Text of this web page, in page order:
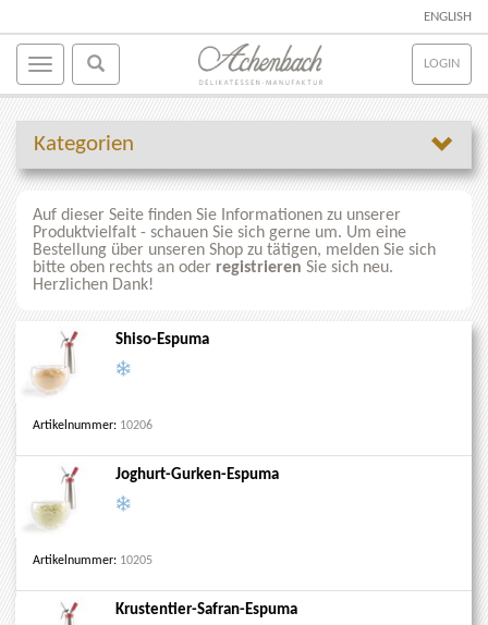
ENGLISH
LOGIN
Kategorien
Auf dieser Seite finden Sie Informationen zu unserer
Produktvielfalt - schauen Sie sich gerne um. Um eine
Bestellung über unseren Shop zu tätigen, melden Sie sich
bitte oben rechts an oder registrieren Sie sich neu.
Herzlichen Dank!
Shiso-Espuma
Artikelnummer: 10206
Joghurt-Gurken-Espuma
Artikelnummer: 10205
Krustentier-Safran-Espuma